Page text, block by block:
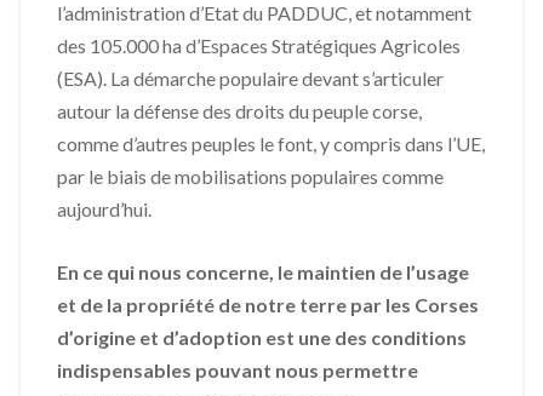
l’administration d’Etat du PADDUC, et notamment
des 105.000 ha d’Espaces Stratégiques Agricoles
(ESA). La démarche populaire devant s’articuler
autour la défense des droits du peuple corse,
comme d’autres peuples le font, y compris dans l’UE,
par le biais de mobilisations populaires comme
aujourd’hui.
En ce qui nous concerne, le maintien de l’usage
et de la propriété de notre terre par les Corses
d’origine et d’adoption est une des conditions
indispensables pouvant nous permettre